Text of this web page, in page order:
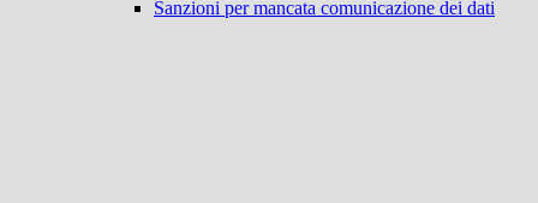
Sanzioni per mancata comunicazione dei dati